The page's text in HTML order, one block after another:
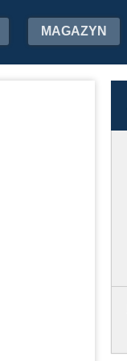
MAGAZYN